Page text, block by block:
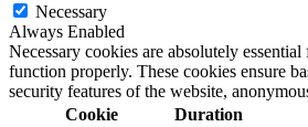
Necessary
Always Enabled
Necessary cookies are absolutely
function properly. These cookies ensure
security features of the website,
Cookie
Duration